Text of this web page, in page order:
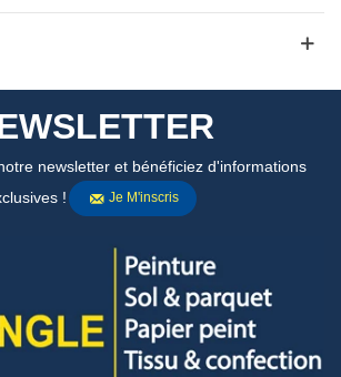
newsletter et bénéficiez d'informations
!
Je M'inscris